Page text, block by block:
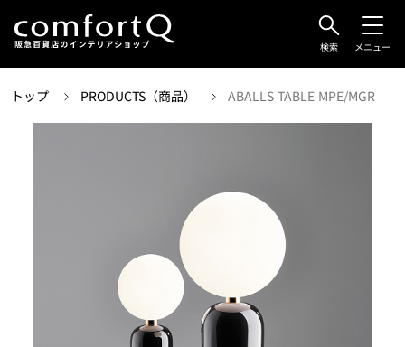
検索 メニュー
トップ PRODUCTS（商品） ABALLS TABLE MPE/MGR